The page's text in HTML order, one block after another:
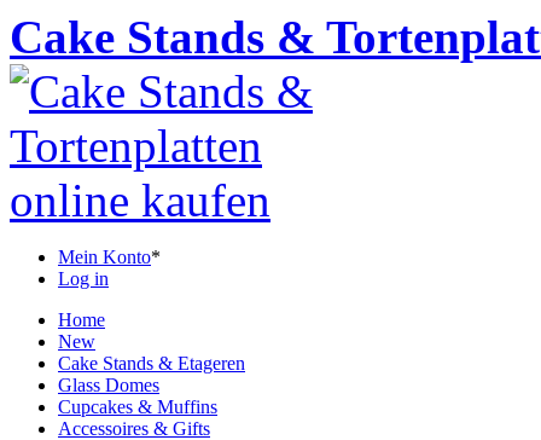
Cake Stands &
Mein Konto*
Log in
Home
New
Cake Stands & Etageren
Glass Domes
Cupcakes & Muffins
Accessoires & Gifts